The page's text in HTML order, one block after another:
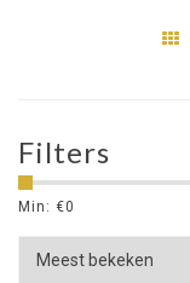
Filters
Min: €0